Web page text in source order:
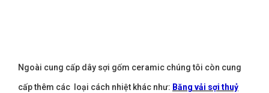
Ngoài cung cấp dây sợi gốm ceramic chúng tôi còn cung
cấp thêm các loại cách nhiệt khác như: Băng vải sợi thuỷ